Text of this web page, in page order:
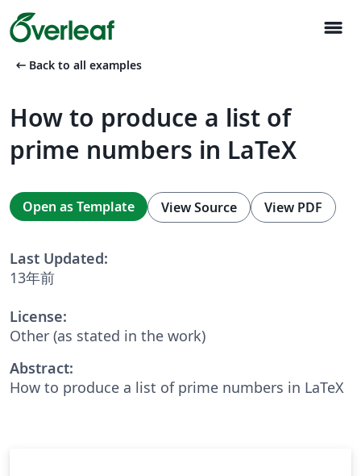
menu
arrow_left_alt Back to all examples
How to produce a list of
prime numbers in LaTeX
Open as Template View Source View PDF
Last Updated:
13年前
License:
Other (as stated in the work)
Abstract:
How to produce a list of prime numbers in LaTeX